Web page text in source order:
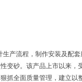
产流程，制作安装及配
变砂。该产品上市以来，
抓全面质量管理，建立以